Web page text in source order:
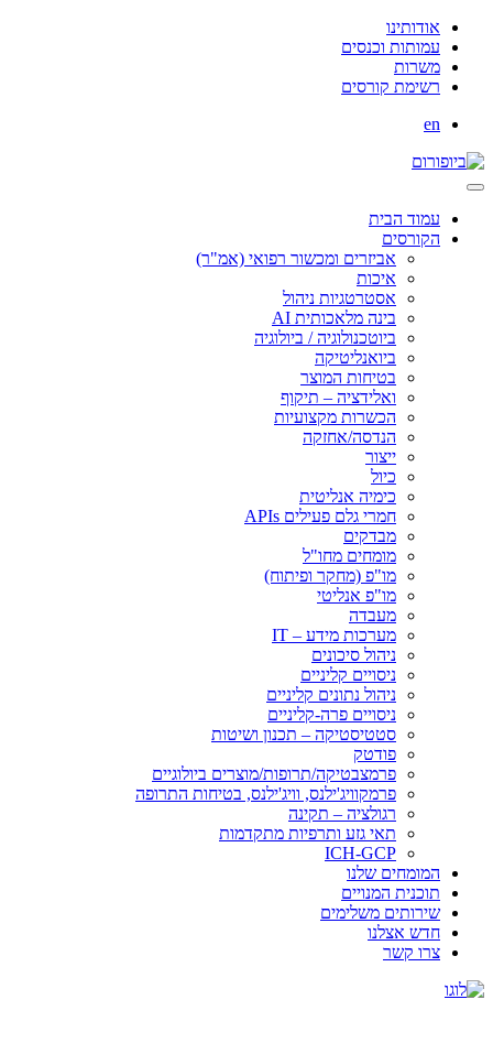
אודותינו
עמותות וכנסים
משרות
רשימת קורסים
en
עמוד הבית
הקורסים
אביזרים ומכשור רפואי (אמ"ר)
איכות
אסטרטגיות ניהול
בינה מלאכותית AI
ביוטכנולוגיה / ביולוגיה
ביואנליטיקה
בטיחות המוצר
ואלידציה – תיקוף
הכשרות מקצועיות
הנדסה/אחזקה
ייצור
כיול
כימיה אנליטית
חמרי גלם פעילים APIs
מבדקים
מומחים מחו"ל
מו"פ (מחקר ופיתוח)
מו"פ אנליטי
מעבדה
מערכות מידע – IT
ניהול סיכונים
ניסויים קליניים
ניהול נתונים קליניים
ניסויים פרה-קליניים
סטטיסטיקה – תכנון ושיטות
פודטק
פרמצבטיקה/תרופות/מוצרים ביולוגיים
פרמקוויג'ילנס, וויג'ילנס, בטיחות התרופה
רגולציה – תקינה
תאי גזע ותרפיות מתקדמות
ICH-GCP
המומחים שלנו
תוכנית המנויים
שירותים משלימים
חדש אצלנו
צרו קשר